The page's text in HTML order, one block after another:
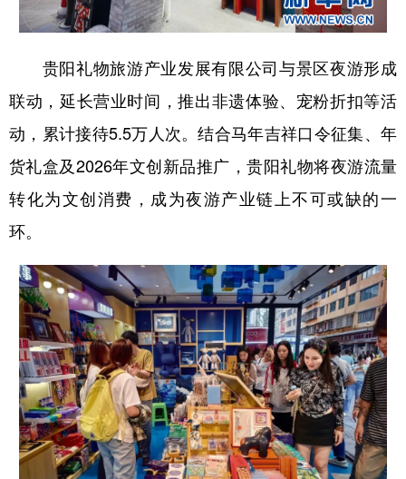
贵阳礼物旅游产业发展有限公司与景区夜游形成
联动，延长营业时间，推出非遗体验、宠粉折扣等活
动，累计接待5.5万人次。结合马年吉祥口令征集、年
货礼盒及2026年文创新品推广，贵阳礼物将夜游流量
转化为文创消费，成为夜游产业链上不可或缺的一
环。